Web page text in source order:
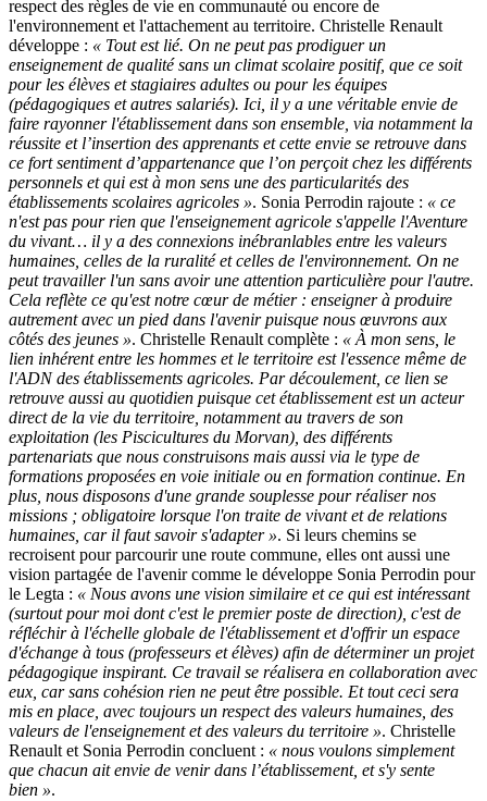
respect des règles de vie en communauté ou encore de
l'environnement et l'attachement au territoire. Christelle Renault
développe : « Tout est lié. On ne peut pas prodiguer un
enseignement de qualité sans un climat scolaire positif, que ce soit
pour les élèves et stagiaires adultes ou pour les équipes
(pédagogiques et autres salariés). Ici, il y a une véritable envie de
faire rayonner l'établissement dans son ensemble, via notamment la
réussite et l’insertion des apprenants et cette envie se retrouve dans
ce fort sentiment d’appartenance que l’on perçoit chez les différents
personnels et qui est à mon sens une des particularités des
établissements scolaires agricoles ». Sonia Perrodin rajoute : « ce
n'est pas pour rien que l'enseignement agricole s'appelle l'Aventure
du vivant… il y a des connexions inébranlables entre les valeurs
humaines, celles de la ruralité et celles de l'environnement. On ne
peut travailler l'un sans avoir une attention particulière pour l'autre.
Cela reflète ce qu'est notre cœur de métier : enseigner à produire
autrement avec un pied dans l'avenir puisque nous œuvrons aux
côtés des jeunes ». Christelle Renault complète : « À mon sens, le
lien inhérent entre les hommes et le territoire est l'essence même de
l'ADN des établissements agricoles. Par découlement, ce lien se
retrouve aussi au quotidien puisque cet établissement est un acteur
direct de la vie du territoire, notamment au travers de son
exploitation (les Piscicultures du Morvan), des différents
partenariats que nous construisons mais aussi via le type de
formations proposées en voie initiale ou en formation continue. En
plus, nous disposons d'une grande souplesse pour réaliser nos
missions ; obligatoire lorsque l'on traite de vivant et de relations
humaines, car il faut savoir s'adapter ». Si leurs chemins se
recroisent pour parcourir une route commune, elles ont aussi une
vision partagée de l'avenir comme le développe Sonia Perrodin pour
le Legta : « Nous avons une vision similaire et ce qui est intéressant
(surtout pour moi dont c'est le premier poste de direction), c'est de
réfléchir à l'échelle globale de l'établissement et d'offrir un espace
d'échange à tous (professeurs et élèves) afin de déterminer un projet
pédagogique inspirant. Ce travail se réalisera en collaboration avec
eux, car sans cohésion rien ne peut être possible. Et tout ceci sera
mis en place, avec toujours un respect des valeurs humaines, des
valeurs de l'enseignement et des valeurs du territoire ». Christelle
Renault et Sonia Perrodin concluent : « nous voulons simplement
que chacun ait envie de venir dans l’établissement, et s'y sente
bien ».